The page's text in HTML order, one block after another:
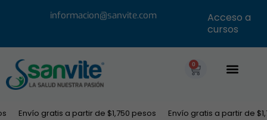
informacion@sanvite.com
Acceso a
cursos
0
Envío gratis a partir de $1,750 pesos Envío gratis a partir de